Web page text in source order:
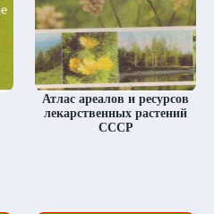
Атлас ареалов и ресурсов
лекарственных растений
СССР